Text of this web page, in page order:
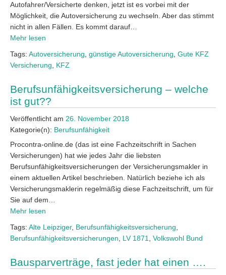
Autofahrer/Versicherte denken, jetzt ist es vorbei mit der
Möglichkeit, die Autoversicherung zu wechseln. Aber das stimmt
nicht in allen Fällen. Es kommt darauf…
Mehr lesen
Tags: Autoversicherung günstige Autoversicherung Gute KFZ
Versicherung
KFZ
Berufsunfähigkeitsversicherung – welche
ist gut??
Veröffentlicht am 26. November 2018
Kategorie(n): Berufsunfähigkeit
Procontra-online.de (das ist eine Fachzeitschrift in Sachen
Versicherungen) hat wie jedes Jahr die liebsten
Berufsunfähigkeitsversicherungen der Versicherungsmakler in
einem aktuellen Artikel beschrieben. Natürlich beziehe ich als
Versicherungsmaklerin regelmäßig diese Fachzeitschrift, um für
Sie auf dem…
Mehr lesen
Tags: Alte Leipziger, Berufsunfähigkeitsversicherung
Berufsunfähigkeitsversicherungen
LV 1871 Volkswohl Bund
Bausparverträge, fast jeder hat einen ….